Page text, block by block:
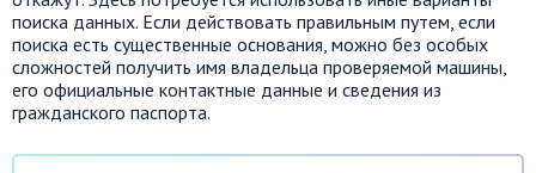
поиска данных. Если действовать правильным путем, если
поиска есть существенные основания, можно без особых
сложностей получить имя владельца проверяемой машины,
его официальные контактные данные и сведения из
гражданского паспорта.